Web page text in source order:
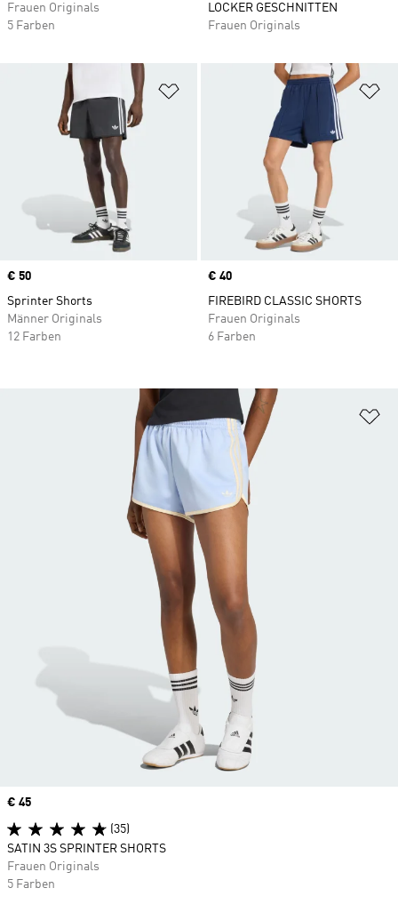
Frauen Originals
5 Farben
LOCKER GESCHNITTEN
Frauen Originals
Zur Wunschliste hinzufügen
Price
€ 50
Sprinter Shorts
Männer Originals
12 Farben
Price
€ 40
FIREBIRD CLASSIC SHORTS
Frauen Originals
6 Farben
Price
€ 45
(35)
SATIN 3S SPRINTER SHORTS
Frauen Originals
5 Farben